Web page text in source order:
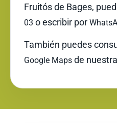
Fruitós de Bages,
03 o escribir por
También puedes
Google Maps de